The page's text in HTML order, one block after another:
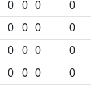
0 0 0
0
0 0 0
0
0 0 0
0
0 0 0
0